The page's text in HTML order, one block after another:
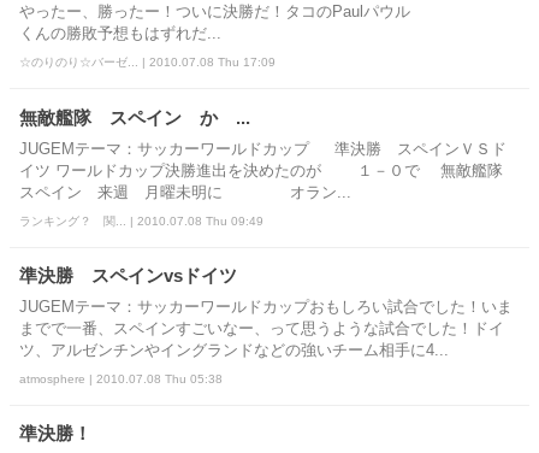
やったー、勝ったー！ついに決勝だ！タコのPaulパウル
くんの勝敗予想もはずれだ...
☆のりのり☆バーゼ... | 2010.07.08 Thu 17:09
無敵艦隊 スペイン か ...
JUGEMテーマ：サッカーワールドカップ 準決勝 スペインＶＳド
イツ ワールドカップ決勝進出を決めたのが １－０で 無敵艦隊
スペイン 来週 月曜未明に オラン...
ランキング？ 関... | 2010.07.08 Thu 09:49
準決勝 スペインvsドイツ
JUGEMテーマ：サッカーワールドカップおもしろい試合でした！いま
までで一番、スペインすごいなー、って思うような試合でした！ドイ
ツ、アルゼンチンやイングランドなどの強いチーム相手に4...
atmosphere | 2010.07.08 Thu 05:38
準決勝！